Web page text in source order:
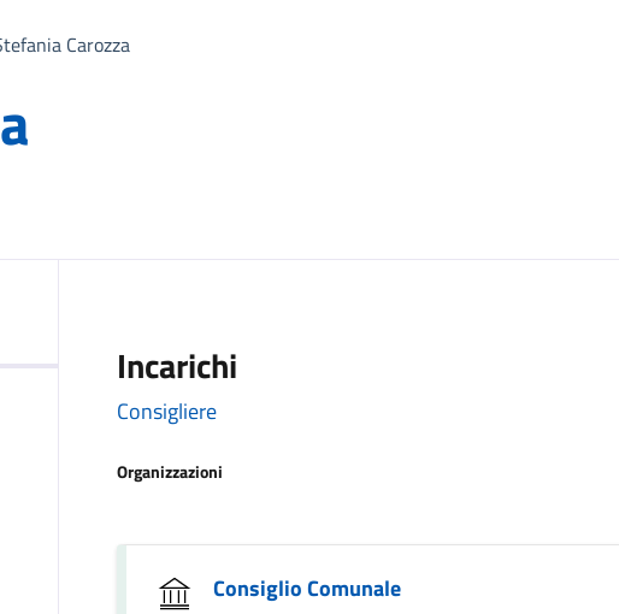
Carozza
Incarichi
Consigliere
Organizzazioni
Consiglio Comunale